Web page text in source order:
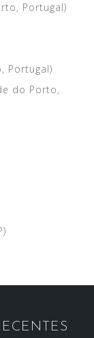
Portugal)
Portugal)
do Porto,